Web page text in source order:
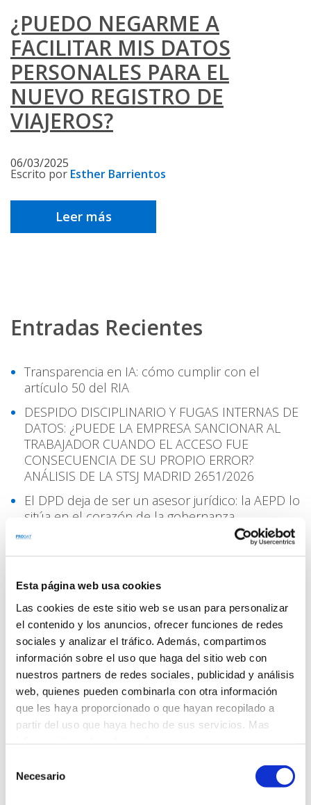
Esta página web usa cookies
Las cookies de este sitio web se usan para personalizar
el contenido y los anuncios, ofrecer funciones de redes
sociales y analizar el tráfico. Además, compartimos
información sobre el uso que haga del sitio web con
nuestros partners de redes sociales, publicidad y análisis
web, quienes pueden combinarla con otra información
que les haya proporcionado o que hayan recopilado a
partir del uso que haya hecho de sus servicios. Mas
Necesario
¿PUEDO NEGARME A
FACILITAR MIS DATOS
PERSONALES PARA EL
NUEVO REGISTRO DE
VIAJEROS?
06/03/2025
Escrito por Esther Barrientos
Leer más
Navegación
entradas
Entradas Recientes
Transparencia en IA: cómo cumplir con el
artículo 50 del RIA
DESPIDO DISCIPLINARIO Y FUGAS INTERNAS DE
DATOS: ¿PUEDE LA EMPRESA SANCIONAR AL
TRABAJADOR CUANDO EL ACCESO FUE
CONSECUENCIA DE SU PROPIO ERROR?
ANÁLISIS DE LA STSJ MADRID 2651/2026
El DPD deja de ser un asesor jurídico: la AEPD lo
sitúa en el corazón de la gobernanza
CUANDO EL ERROR HUMANO DEJA DE SER
UNA EXCUSA: LAS LECCIONES DE LA SANCIÓN
EL DPD ANTE EL ESPEJO DE LA INDEPENDENCIA:
POR QUÉ NO PUEDE SER JUEZ Y PARTE
Categorías
Administración pública
Administradores de Fincas
AEPD
Ámbito Escolar
Ámbito sanitario
Blog
Brecha de seguridad